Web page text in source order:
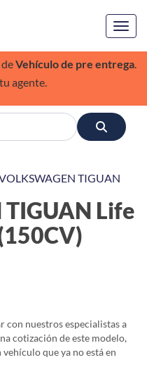
Vehículo de pre entrega.
agente.
TIGUAN
TIGUAN Life
con nuestros especialistas a
cotización de este modelo,
que ya no está en